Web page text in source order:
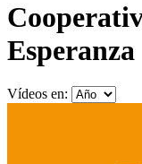
Vídeos en: